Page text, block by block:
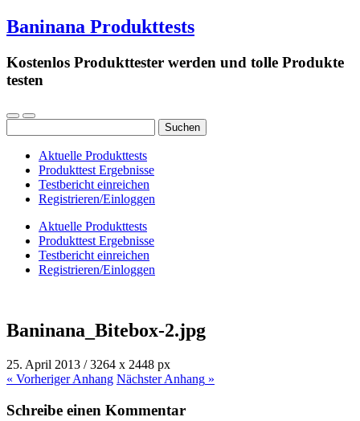
Baninana Produkttests
Kostenlos Produkttester werden und tolle Produkte
testen
nach:
Aktuelle Produkttests
Produkttest Ergebnisse
Testbericht einreichen
Registrieren/Einloggen
Aktuelle Produkttests
Produkttest Ergebnisse
Testbericht einreichen
Registrieren/Einloggen
Baninana_Bitebox-2.jpg
25. April 2013 /3264 x 2448 px
« VorherigerAnhang NächsterAnhang »
Schreibe einen Kommentar